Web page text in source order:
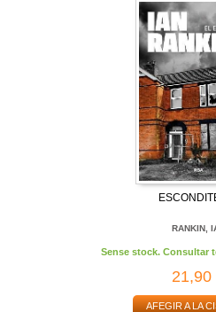
RANKIN,
Sense stock. Consultar
21,90
AFEGIR A LA